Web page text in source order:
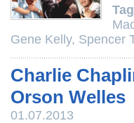
Gene Kelly, Spencer
Charlie
Orson Welles
01.07.2013